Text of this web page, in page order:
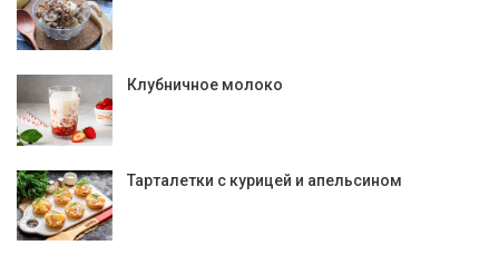
Клубничное молоко
Тарталетки с курицей и апельсином